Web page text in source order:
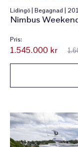
Lidingö | Begagnad |
Nimbus
Pris:
1.545.000 kr